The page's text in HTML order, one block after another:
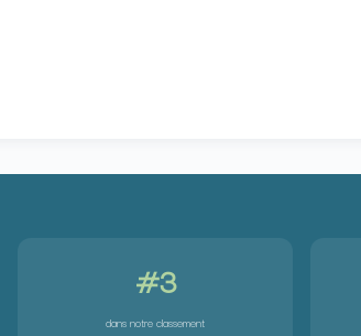
#3
dans notre classement